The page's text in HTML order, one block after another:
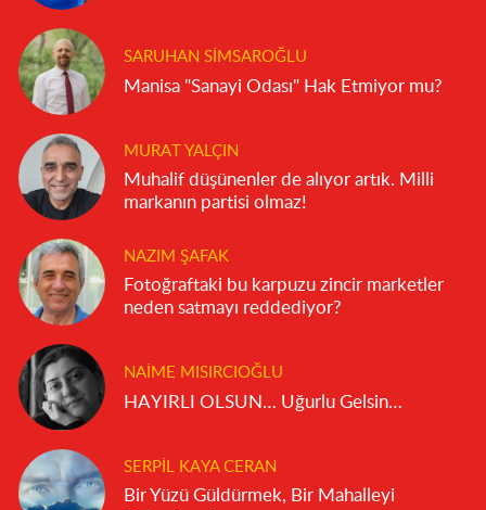
SARUHAN SIMSAROĞLU
Manisa "Sanayi Odası" Hak Etmiyor mu?
MURAT YALÇIN
Muhalif düşünenler de alıyor artık. Milli
markanın partisi olmaz!
NAZIM ŞAFAK
Fotoğraftaki bu karpuzu zincir marketler
neden satmayı reddediyor?
NAIME MISIRCIOĞLU
HAYIRLI OLSUN… Uğurlu Gelsin…
SERPIL KAYA CERAN
Bir Yüzü Güldürmek, Bir Mahalleyi